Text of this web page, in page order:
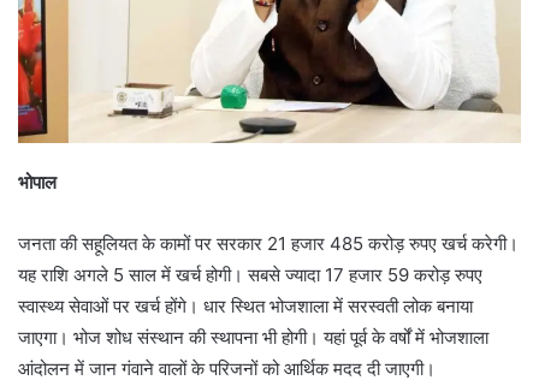
भोपाल
जनता की सहूलियत के कामों पर सरकार 21 हजार 485 करोड़ रुपए खर्च करेगी।
यह राशि अगले 5 साल में खर्च होगी। सबसे ज्यादा 17 हजार 59 करोड़ रुपए
स्वास्थ्य सेवाओं पर खर्च होंगे। धार स्थित भोजशाला में सरस्वती लोक बनाया
जाएगा। भोज शोध संस्थान की स्थापना भी होगी। यहां पूर्व के वर्षों में भोजशाला
आंदोलन में जान गंवाने वालों के परिजनों को आर्थिक मदद दी जाएगी।